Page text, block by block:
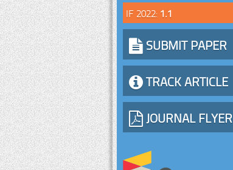
IF 2022: 1.1
SUBMIT PAPER
TRACK ARTICLE
JOURNAL FLYER